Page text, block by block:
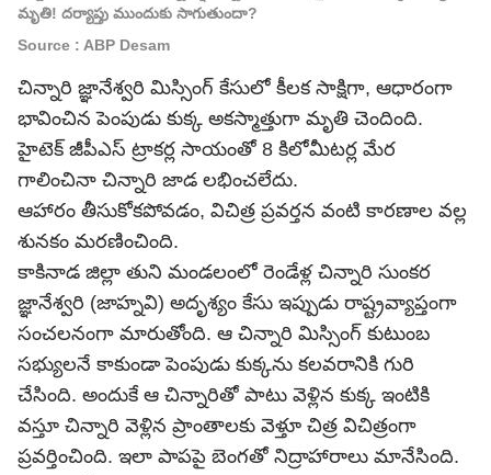
మృతి! దర్యాప్తు ముందుకు సాగుతుందా?
Source : ABP Desam
చిన్నారి జ్ఞానేశ్వరి మిస్సింగ్ కేసులో కీలక సాక్షిగా, ఆధారంగా
భావించిన పెంపుడు కుక్క అకస్మాత్తుగా మృతి చెందింది.
హైటెక్ జీపీఎస్ ట్రాకర్ల సాయంతో 8 కిలోమీటర్ల మేర
గాలించినా చిన్నారి జాడ లభించలేదు.
ఆహారం తీసుకోకపోవడం, విచిత్ర ప్రవర్తన వంటి కారణాల వల్ల
శునకం మరణించింది.
కాకినాడ జిల్లా తుని మండలంలో రెండేళ్ల చిన్నారి సుంకర
జ్ఞానేశ్వరి (జాహ్నవి) అదృశ్యం కేసు ఇప్పుడు రాష్ట్రవ్యాప్తంగా
సంచలనంగా మారుతోంది. ఆ చిన్నారి మిస్సింగ్ కుటుంబ
సభ్యులనే కాకుండా పెంపుడు కుక్కను కలవరానికి గురి
చేసింది. అందుకే ఆ చిన్నారితో పాటు వెళ్లిన కుక్క ఇంటికి
వస్తూ చిన్నారి వెళ్లిన ప్రాంతాలకు వెళ్తూ చిత్ర విచిత్రంగా
ప్రవర్తించింది. ఇలా పాపపై బెంగతో నిద్రాహారాలు మానేసింది.